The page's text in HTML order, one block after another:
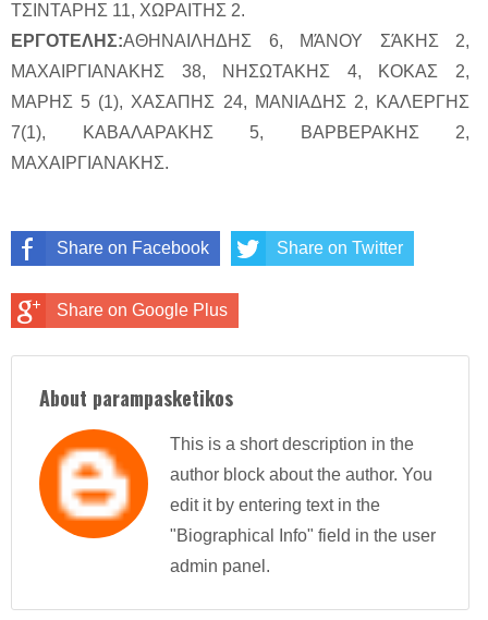
ΤΣΙΝΤΑΡΗΣ 11, ΧΩΡΑΙΤΗΣ 2.
ΕΡΓΟΤΕΛΗΣ:ΑΘΗΝΑΙΛΗΔΗΣ 6, ΜΆΝΟΥ ΣΆΚΗΣ 2,
ΜΑΧΑΙΡΓΙΑΝΑΚΗΣ 38, ΝΗΣΩΤΑΚΗΣ 4, ΚΟΚΑΣ 2,
ΜΑΡΗΣ 5 (1), ΧΑΣΑΠΗΣ 24, ΜΑΝΙΑΔΗΣ 2, ΚΑΛΕΡΓΗΣ
7(1), ΚΑΒΑΛΑΡΑΚΗΣ 5, ΒΑΡΒΕΡΑΚΗΣ 2,
ΜΑΧΑΙΡΓΙΑΝΑΚΗΣ.
Share on Facebook Share on Twitter
Share on Google Plus
About parampasketikos
This is a short description in the
author block about the author. You
edit it by entering text in the
"Biographical Info" field in the user
admin panel.